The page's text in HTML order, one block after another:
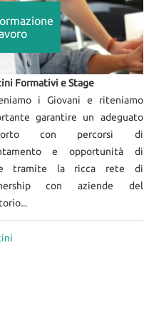
Formativi e Stage
i Giovani e riteniamo
garantire un adeguato
con percorsi di
e opportunità di
tramite la ricca rete di
con aziende del